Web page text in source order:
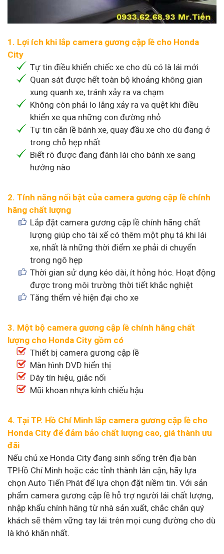
1. Lợi ích khi lắp camera gương cập lề cho Honda
City
Tự tin điều khiển chiếc xe cho dù có là lái mới
Quan sát được hết toàn bộ khoảng không gian
xung quanh xe, tránh xảy ra va chạm
Không còn phải lo lắng xảy ra va quệt khi điều
khiển xe qua những con đường nhỏ
Tự tin căn lề bánh xe, quay đầu xe cho dù đang ở
trong chỗ hẹp nhất
Biết rõ được đang đánh lái cho bánh xe sang
hướng nào
2. Tính năng nối bật của camera gương cập lề chính
hãng chất lượng
Lắp đặt camera gương cập lề chính hãng chất
lượng giúp cho tài xế có thêm một phụ tá khi lái
xe, nhất là những thời điểm xe phải di chuyển
trong ngõ hẹp
Thời gian sử dụng kéo dài, ít hỏng hóc. Hoạt động
được trong môi trường thời tiết khắc nghiệt
Tăng thểm vẻ hiện đại cho xe
3. Một bộ camera gương cập lề chính hãng chất
lượng cho Honda City gồm có
Thiết bị camera gương cập lề
Màn hình DVD hiển thị
Dây tín hiệu, giắc nối
Mũi khoan nhựa kính chiếu hậu
4. Tại TP. Hồ Chí Minh lắp camera gương cập lề cho
Honda City để đảm bảo chất lượng cao, giá thành ưu
đãi
Nếu chủ xe Honda City đang sinh sống trên địa bàn
TP.Hồ Chí Minh hoặc các tỉnh thành lân cận, hãy lựa
chọn Auto Tiến Phát để lựa chọn đặt niềm tin. Với sản
phẩm camera gương cập lề hỗ trợ người lái chất lượng,
nhập khẩu chính hãng từ nhà sản xuất, chắc chắn quý
khách sẽ thêm vững tay lái trên mọi cung đường cho dù
là khó khăn nhất.